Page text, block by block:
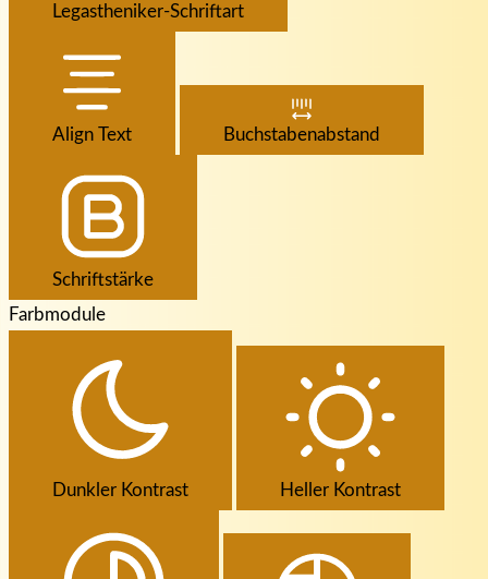
Legastheniker-Schriftart
Align Text Buchstabenabstand
Schriftstärke
Farbmodule
Dunkler Kontrast Heller Kontrast